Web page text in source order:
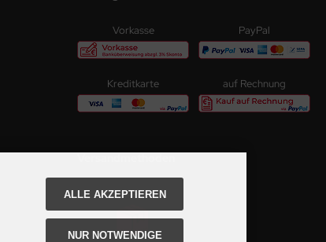
Vorkasse PayPal
Kreditkarte auf Rechnung
Paketversand
ALLE AKZEPTIEREN
NUR NOTWENDIGE